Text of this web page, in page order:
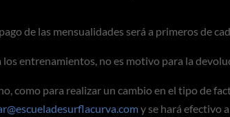
de las mensualidades será a primeros de
los entrenamientos, no es motivo para la
como para realizar un cambio en el tipo de
y se hará efectivo